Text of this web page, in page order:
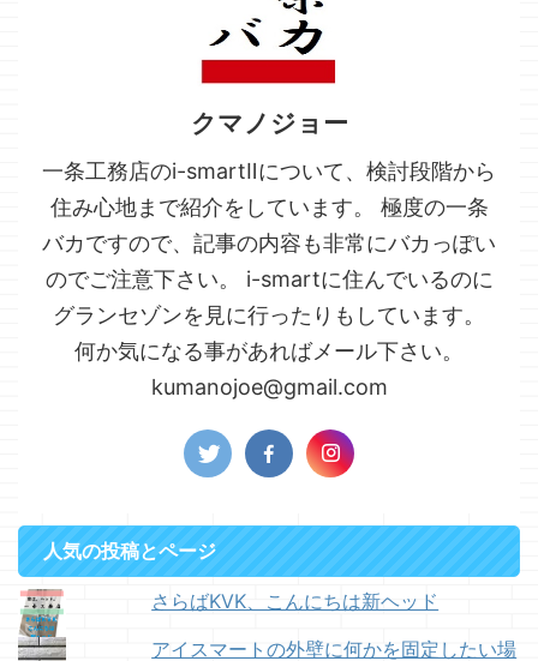
クマノジョー
一条工務店のi-smartⅡについて、検討段階から
住み心地まで紹介をしています。 極度の一条
バカですので、記事の内容も非常にバカっぽい
のでご注意下さい。 i-smartに住んでいるのに
グランセゾンを見に行ったりもしています。
何か気になる事があればメール下さい。
kumanojoe@gmail.com
人気の投稿とページ
さらばKVK、こんにちは新ヘッド
アイスマートの外壁に何かを固定したい場